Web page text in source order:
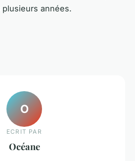
années.
O
ECRIT PAR
Océane